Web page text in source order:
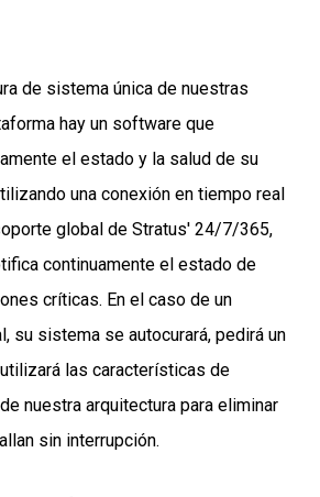
de sistema única de nuestras
hay un software que
el estado y la salud de su
una conexión en tiempo real
global de Stratus' 24/7/365,
continuamente el estado de
críticas. En el caso de un
su sistema se autocurará, pedirá un
las características de
nuestra arquitectura para eliminar
sin interrupción.